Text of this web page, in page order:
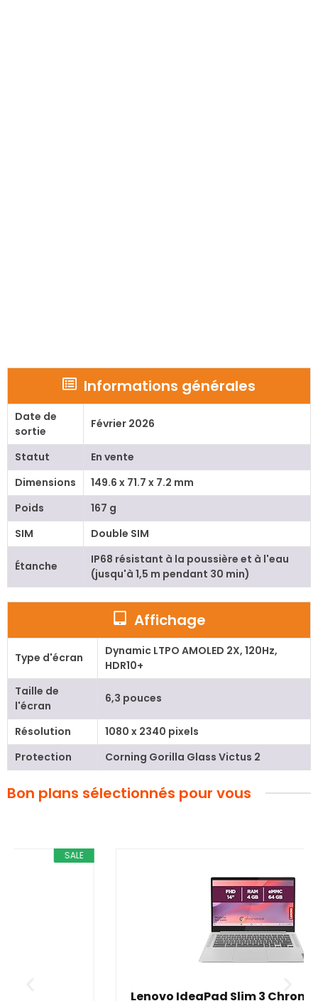
Informations générales
Date de
sortie
Février 2026
Statut
En vente
Dimensions
149.6 x 71.7 x 7.2 mm
Poids
167 g
SIM
Double SIM
Étanche
IP68 résistant à la poussière et à l'eau
(jusqu'à 1,5 m pendant 30 min)
Affichage
Type d'écran
Dynamic LTPO AMOLED 2X, 120Hz,
HDR10+
Taille de
l'écran
6,3 pouces
Résolution
1080 x 2340 pixels
Protection
Corning Gorilla Glass Victus 2
Bon plans sélectionnés pour vous
Lenovo IdeaPad Slim 3 Chromebook